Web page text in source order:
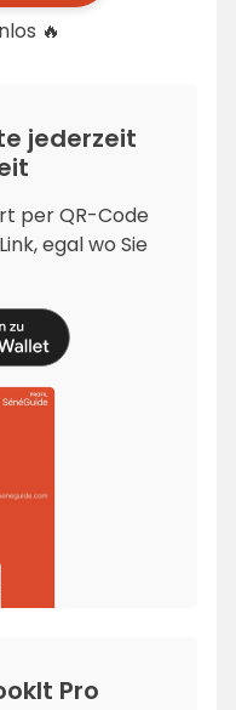
🔥
jederzeit
per QR-Code
egal wo Sie
Pro